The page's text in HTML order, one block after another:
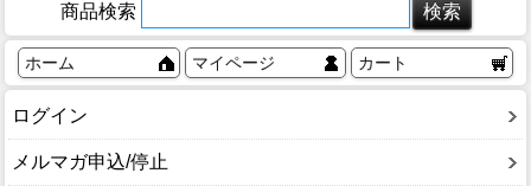
商品検索
ホーム マイページ カート
ログイン
メルマガ申込/停止